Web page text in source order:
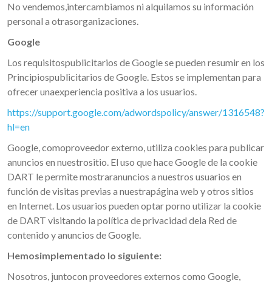
No vendemos,intercambiamos ni alquilamos su información
personal a otrasorganizaciones.
Google
Los requisitospublicitarios de Google se pueden resumir en los
Principiospublicitarios de Google. Estos se implementan para
ofrecer unaexperiencia positiva a los usuarios.
https://support.google.com/adwordspolicy/answer/1316548?
hl=en
Google, comoproveedor externo, utiliza cookies para publicar
anuncios en nuestrositio. El uso que hace Google de la cookie
DART le permite mostraranuncios a nuestros usuarios en
función de visitas previas a nuestrapágina web y otros sitios
en Internet. Los usuarios pueden optar porno utilizar la cookie
de DART visitando la política de privacidad dela Red de
contenido y anuncios de Google.
Hemosimplementado lo siguiente:
Nosotros, juntocon proveedores externos como Google,